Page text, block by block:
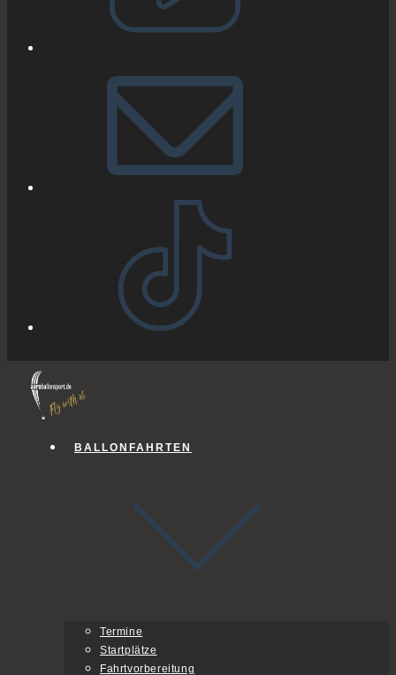
BALLONFAHRTEN
Termine
Startplätze
Fahrtvorbereitung